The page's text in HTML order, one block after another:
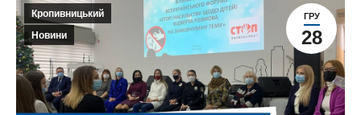
ГРУ
28
Кропивницький
Новини